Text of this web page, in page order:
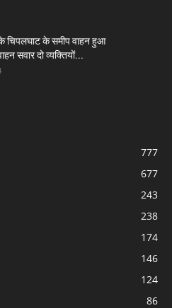
चिपलघाट के समीप वाहन हुआ
सवार दो व्यक्तियों...
777
677
243
238
174
146
124
86